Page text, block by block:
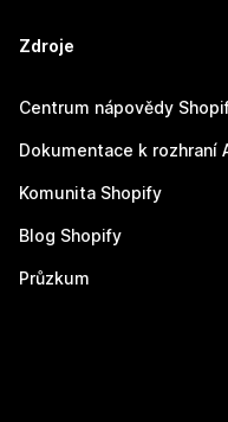
Zdroje
Centrum nápovědy
Dokumentace k rozhraní
Komunita Shopify
Blog Shopify
Průzkum